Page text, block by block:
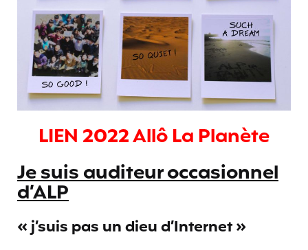
LIEN 2022 Allô La Planète
Je suis auditeur occasionnel
d’ALP
« j’suis pas un dieu d’Internet »